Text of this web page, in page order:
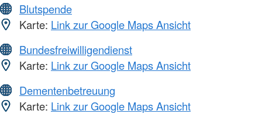
Blutspende
Karte: Link zur Google Maps Ansicht
Bundesfreiwilligendienst
Karte: Link zur Google Maps Ansicht
Dementenbetreuung
Karte: Link zur Google Maps Ansicht